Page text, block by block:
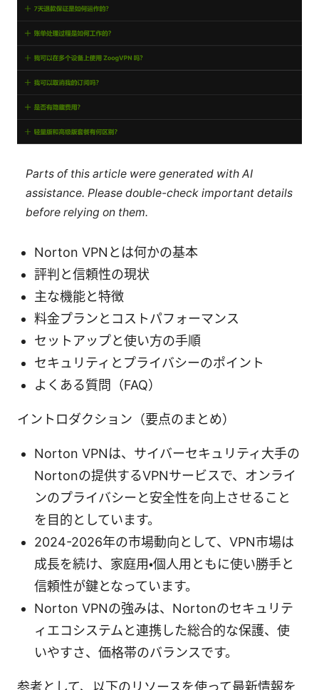
Parts of this article were generated with AI
assistance. Please double-check important details
before relying on them.
Norton VPNとは何かの基本
評判と信頼性の現状
主な機能と特徴
料金プランとコストパフォーマンス
セットアップと使い方の手順
セキュリティとプライバシーのポイント
よくある質問（FAQ）
イントロダクション（要点のまとめ）
Norton VPNは、サイバーセキュリティ大手の
Nortonの提供するVPNサービスで、オンライ
ンのプライバシーと安全性を向上させること
を目的としています。
2024-2026年の市場動向として、VPN市場は
成長を続け、家庭用・個人用ともに使い勝手と
信頼性が鍵となっています。
Norton VPNの強みは、Nortonのセキュリテ
ィエコシステムと連携した総合的な保護、使
いやすさ、価格帯のバランスです。
参考として、以下のリソースを使って最新情報を